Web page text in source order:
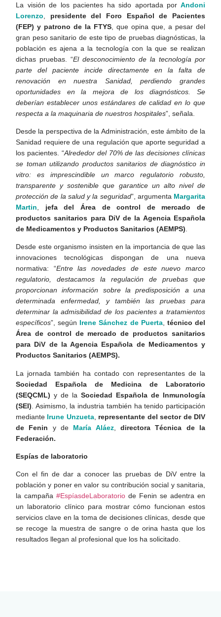
La visión de los pacientes ha sido aportada por Andoni
Lorenzo
presidente del Foro Español de Pacientes
(FEP) y patrono de la FTYS , que opina que, a pesar del
gran peso sanitario de este tipo de pruebas diagnósticas, la
población es ajena a la tecnología con la que se realizan
dichas pruebas. “El desconocimiento de la tecnología por
parte del paciente incide directamente en la falta de
renovación en nuestra Sanidad, perdiendo grandes
oportunidades en la mejora de los diagnósticos. Se
deberían establecer unos estándares de calidad en lo que
respecta a la maquinaria de nuestros hospitales”, señala.
Desde la perspectiva de la Administración, este ámbito de la
Sanidad requiere de una regulación que aporte seguridad a
los pacientes. “Alrededor del 70% de las decisiones clínicas
se toman utilizando productos sanitarios de diagnóstico in
vitro: es imprescindible un marco regulatorio robusto,
transparente y sostenible que garantice un alto nivel de
protección de la salud y la seguridad”, argumenta Margarita
Martin
jefa del Área de control de mercado de
productos sanitarios para DiV de la Agencia Española
de Medicamentos y Productos Sanitarios (AEMPS)
Desde este organismo insisten en la importancia de que las
innovaciones tecnológicas dispongan de una nueva
normativa: “Entre las novedades de este nuevo marco
regulatorio, destacamos la regulación de pruebas que
proporcionan información sobre la predisposición a una
determinada enfermedad, y también las pruebas para
determinar la admisibilidad de los pacientes a tratamientos
específicos”, según Irene Sánchez de Puerta, técnico del
Área de control de mercado de productos sanitarios
para DiV de la Agencia Española de Medicamentos y
Productos Sanitarios (AEMPS).
La jornada también ha contado con representantes de la
Sociedad Española de Medicina de Laboratorio
(SEQCML) y de la Sociedad Española de Inmunología
(SEI) . Asimismo, la industria también ha tenido participación
mediante Irune Unzueta, representante del sector de DIV
de Fenin y de María Aláez,directora Técnica de la
Federación.
Espías de laboratorio
Con el fin de dar a conocer las pruebas de DiV entre la
población y poner en valor su contribución social y sanitaria,
la campaña #EspíasdeLaboratorio de Fenin se adentra en
un laboratorio clínico para mostrar cómo funcionan estos
servicios clave en la toma de decisiones clínicas, desde que
se recoge la muestra de sangre o de orina hasta que los
resultados llegan al profesional que los ha solicitado.